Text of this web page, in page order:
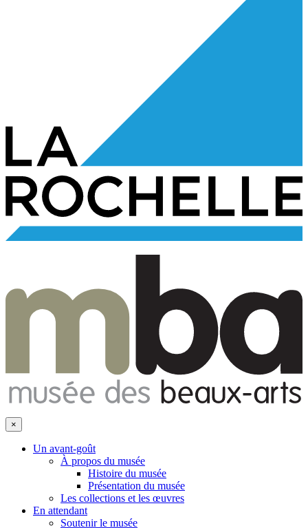
×
Un avant-goût
À propos du musée
Histoire du musée
Présentation du musée
Les collections et les œuvres
En attendant
Soutenir le musée